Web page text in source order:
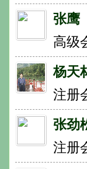
张鹰
高级
杨天
注册
张劲
注册